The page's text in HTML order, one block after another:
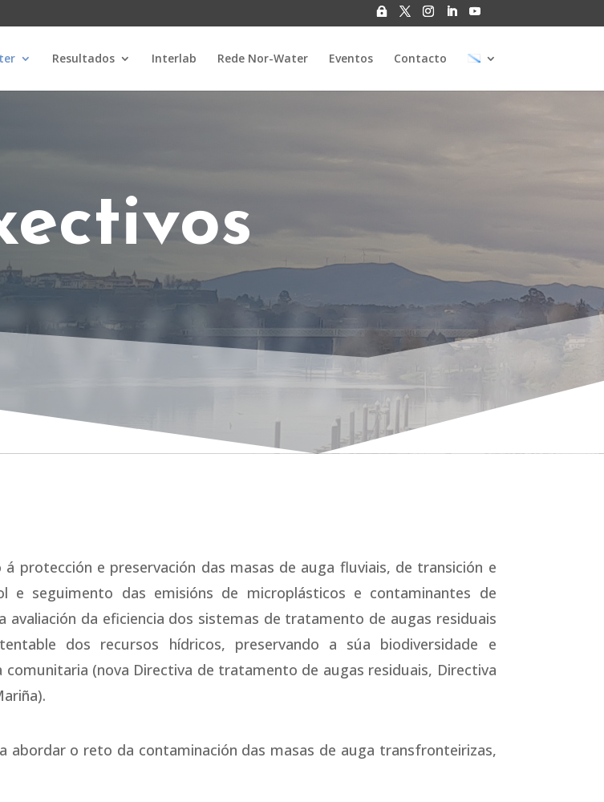
Resultados Interlab Rede Nor-Water Eventos Contacto
protección e preservación das masas de auga fluviais, de transición e
seguimento das emisións de microplásticos e contaminantes de
avaliación da eficiencia dos sistemas de tratamento de augas residuais
dos recursos hídricos, preservando a súa biodiversidade e
(nova Directiva de tratamento de augas residuais, Directiva
o reto da contaminación das masas de auga transfronteirizas,